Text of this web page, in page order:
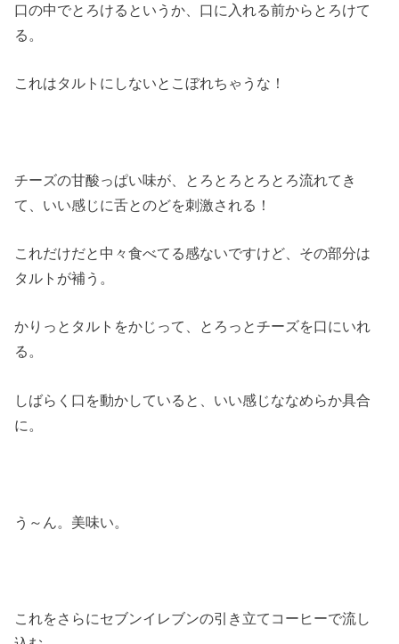
口の中でとろけるというか、口に入れる前からとろけて
る。
これはタルトにしないとこぼれちゃうな！
チーズの甘酸っぱい味が、とろとろとろとろ流れてき
て、いい感じに舌とのどを刺激される！
これだけだと中々食べてる感ないですけど、その部分は
タルトが補う。
かりっとタルトをかじって、とろっとチーズを口にいれ
る。
しばらく口を動かしていると、いい感じななめらか具合
に。
う～ん。美味い。
これをさらにセブンイレブンの引き立てコーヒーで流し